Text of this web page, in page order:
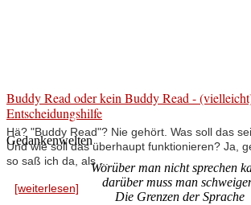
Buddy Read oder kein Buddy Read -
Entscheidungshilfe
Hä? "Buddy Read"? Nie gehört. Was soll das
Und wie soll das überhaupt funktionieren? Ja,
so saß ich da, als ...
[weiterlesen]
Gedankenwelten
Worüber man nicht sprechen
darüber muss man
Die Grenzen der Sprache